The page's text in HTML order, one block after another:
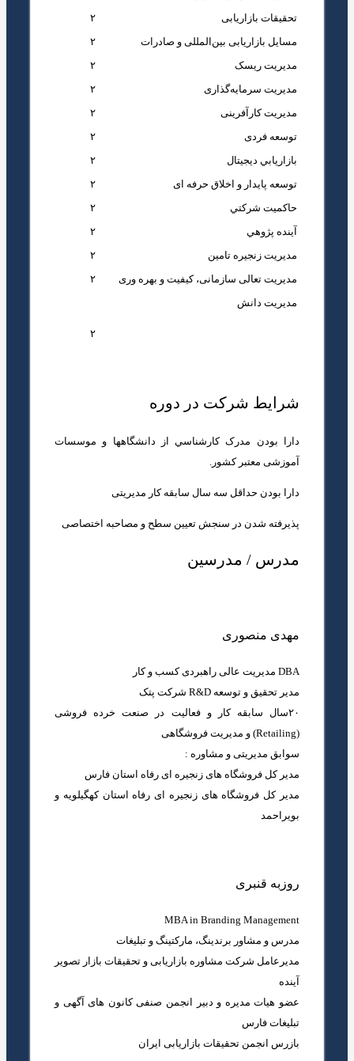
تحقیقات بازاریابی
۲
مسایل بازاریابی بین‌المللی و صادرات
۲
‌مدیریت ریسک
۲
مدیریت سرمایه‌گذاری
۲
‌مدیریت کارآفرینی
۲
توسعه فردی
۲
بازاريابي ديجيتال
۲
توسعه پایدار و اخلاق حرفه ای
۲
حاكميت شركتي
۲
آينده پژوهي
۲
مدیریت زنجیره تامین
۲
مدیریت تعالی سازمانی، کیفیت و بهره وری
۲
مديريت دانش
۲
شرایط شرکت در دوره
دارا بودن مدرک كارشناسي از دانشگاهها و موسسات
آموزشی معتبر کشور.
دارا بودن حداقل سه سال سابقه كار مديريتی
پذیرفته شدن در سنجش تعیین سطح و مصاحبه اختصاصی
مدرس / مدرسین
مهدی منصوری
DBA مدیریت عالی راهبردی کسب و کار
مدیر تحقیق و توسعه R&D شرکت پتک
۲۰سال سابقه کار و فعالیت در صنعت خرده فروشی
(Retailing) و مدیریت فروشگاهی
سوابق مدیریتی و مشاوره :
مدیر کل فروشگاه های زنجیره ای رفاه استان فارس
مدیر کل فروشگاه های زنجیره ای رفاه استان کهگیلویه و
بویراحمد
روزبه قنبری
MBA in Branding Management
مدرس و مشاور برندینگ، مارکتینگ و تبلیغات
مدیرعامل شرکت مشاوره بازاریابی و تحقیقات بازار تصویر
آینده
عضو هیات مدیره و دبیر انجمن صنفی کانون های آگهی و
تبلیغات فارس
بازرس انجمن تحقیقات بازاریابی ایران